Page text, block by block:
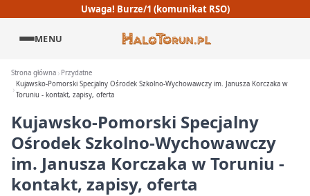
Uwaga! Burze/1 (komunikat RSO)
MENU
Strona główna
Przydatne
Kujawsko-Pomorski Specjalny Ośrodek Szkolno-Wychowawczy im. Janusza Korczaka w
Toruniu - kontakt, zapisy, oferta
Kujawsko-Pomorski Specjalny
Ośrodek Szkolno-Wychowawczy
im. Janusza Korczaka w Toruniu -
kontakt, zapisy, oferta